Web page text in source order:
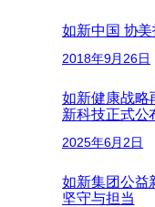
如新中国 协
2018年9月26日
如新健康战略
新科技正式公
2025年6月2日
如新集团公益
坚守与担当